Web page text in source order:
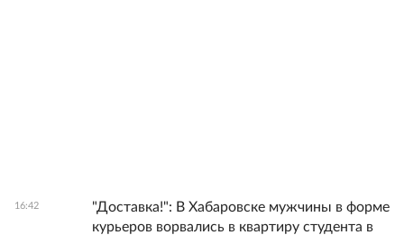
16:42
"Доставка!": В Хабаровске мужчины в форме
курьеров ворвались в квартиру студента в